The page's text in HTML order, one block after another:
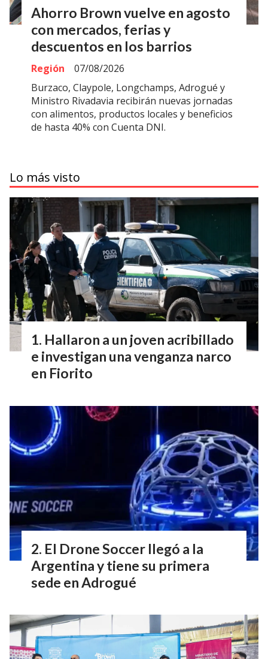
Ahorro Brown vuelve en agosto
con mercados, ferias y
descuentos en los barrios
Región
07/08/2026
Burzaco, Claypole, Longchamps, Adrogué y
Ministro Rivadavia recibirán nuevas jornadas
con alimentos, productos locales y beneficios
de hasta 40% con Cuenta DNI.
Lo más visto
Hallaron a un joven acribillado
e investigan una venganza narco
en Fiorito
El Drone Soccer llegó a la
Argentina y tiene su primera
sede en Adrogué